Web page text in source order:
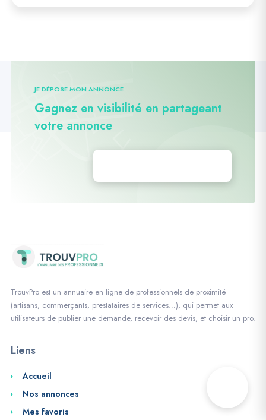
JE DÉPOSE MON ANNONCE
Gagnez en visibilité en partageant
votre annonce
TrouvPro est un annuaire en ligne de professionnels de proximité
(artisans, commerçants, prestataires de services…), qui permet aux
utilisateurs de publier une demande, recevoir des devis, et choisir un pro.
Liens
Accueil
Nos annonces
Mes favoris